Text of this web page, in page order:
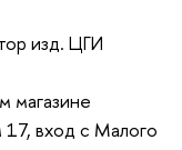
изд. ЦГИ
магазине
вход с Малого